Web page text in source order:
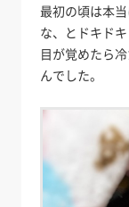
最初の頃は本
な、とドキドキ
目が覚めたら
んでした。